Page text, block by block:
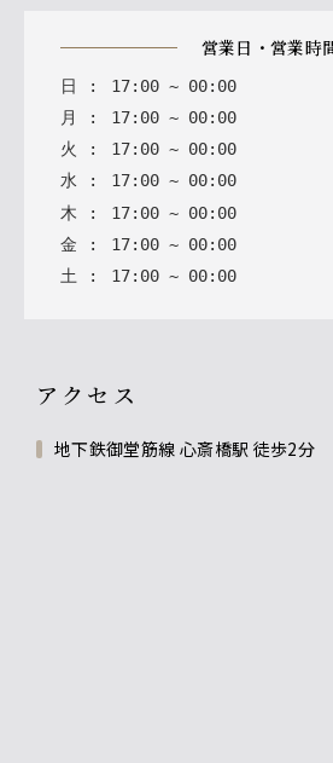
営業日・営業時
日 : 17: 00 ~ 00: 00
月
: 17: 00 ~ 00: 00
火
: 17: 00 ~ 00: 00
水 : 17: 00 ~ 00: 00
木 : 17: 00 ~ 00: 00
金 : 17: 00 ~ 00: 00
土 : 17: 00 ~ 00: 00
アクセス
地下鉄御堂筋線 心斎橋駅 徒歩2分